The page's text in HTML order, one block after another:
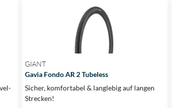
GIANT
Gavia Fondo AR 2 Tubeless
Sicher, komfortabel & langlebig auf langen
Strecken!